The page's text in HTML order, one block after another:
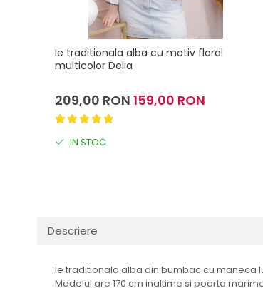
Ie traditionala alba cu motiv floral
multicolor Delia
209,00 RON159,00 RON
IN STOC
Descriere
Ie traditionala alba din bumbac cu maneca
Modelul are 170 cm inaltime si poarta